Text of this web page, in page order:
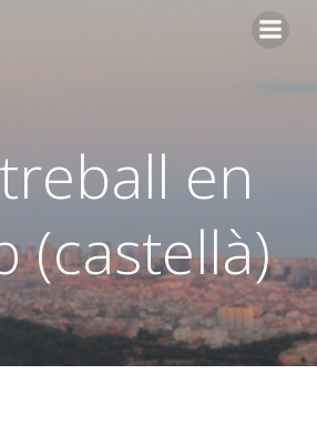
en
(castellà)